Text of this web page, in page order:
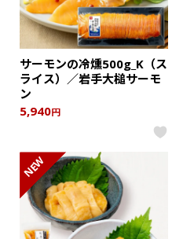
サーモンの冷燻500g_K（ス
ライス）／岩手大槌サーモ
ン
5,940円
NEW